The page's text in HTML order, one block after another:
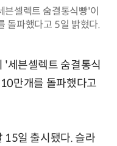
븐셀렉트 숨결통식빵'이
돌파했다고 5일 밝혔다.
'세븐셀렉트 숨결통식
만개를 돌파했다고
15일 출시됐다. 슬라